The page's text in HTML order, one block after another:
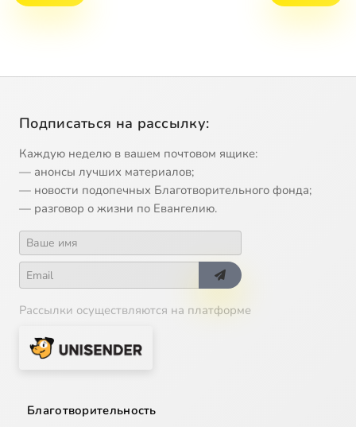
Подписаться на рассылку:
Каждую неделю в вашем почтовом ящике:
— анонсы лучших материалов;
— новости подопечных Благотворительного фонда;
— разговор о жизни по Евангелию.
Рассылки осуществляются на платформе
Благотворительность